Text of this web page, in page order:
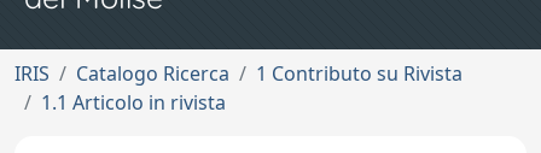
IRIS Catalogo Ricerca
1 Contributo su Rivista
1.1 Articolo in rivista